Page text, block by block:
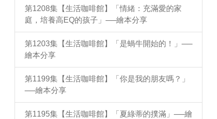
第1208集【生活咖啡館】「情緒：充滿愛的家
庭，培養高EQ的孩子」──繪本分享
第1203集【生活咖啡館】「是蝸牛開始的！」──
繪本分享
第1199集【生活咖啡館】「你是我的朋友嗎？」
──繪本分享
第1195集【生活咖啡館】「夏綠蒂的撲滿」──繪